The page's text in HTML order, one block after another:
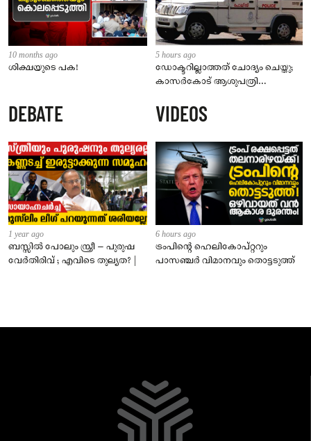
10 months ago
ശിക്ഷയുടെ പക!
5 hours ago
ഡോക്ടറില്ലാത്തത് ചോദ്യം ചെയ്തു;
കാസർകോട് ആശുപത്രി
നാട്ടുകാർക്കെതിരെ കേസ്
DEBATE
1 year ago
ബസ്സിൽ പോലും സ്ത്രീ – പുരുഷ
വേർതിരിവ് ; എവിടെ തുല്യത? |
VIDEOS
6 hours ago
ട്രംപിന്റെ ഹെലികോപ്റ്ററും
പാസഞ്ചര്‍ വിമാനവും തൊട്ടടുത്ത്